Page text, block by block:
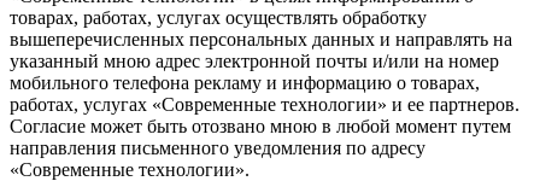
товарах, работах, услугах осуществлять обработку
вышеперечисленных персональных данных и направлять на
указанный мною адрес электронной почты и/или на номер
мобильного телефона рекламу и информацию о товарах,
работах, услугах «Современные технологии» и ее партнеров.
Согласие может быть отозвано мною в любой момент путем
направления письменного уведомления по адресу
«Современные технологии».